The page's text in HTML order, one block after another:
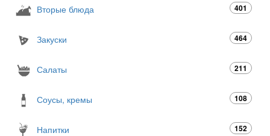
Вторые блюда 401
Закуски 464
Салаты 211
Соусы, кремы 108
Напитки 152